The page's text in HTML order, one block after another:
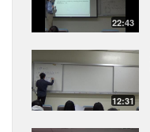
22:43
12:31